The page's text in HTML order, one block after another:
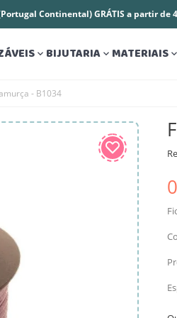
(Portugal Continental) GRÁTIS a partir
 BIJUTARIA MATERIAIS
- B1034